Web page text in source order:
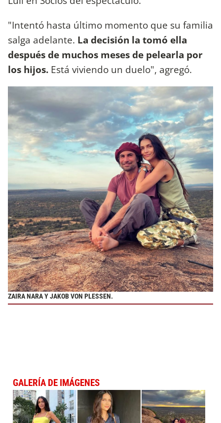
"Intentó hasta último momento que su familia
salga adelante. La decisión la tomó ella
después de muchos meses de pelearla por
los hijos. Está viviendo un duelo", agregó.
ZAIRA NARA Y JAKOB VON PLESSEN.
GALERÍA DE IMÁGENES